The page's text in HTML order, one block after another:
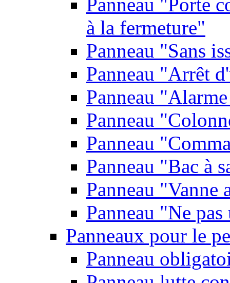
à la fermeture"
Panneau "Sans
Panneau "Arrêt
Panneau
Panneau
Panneau
Panneau "Bac à
Panneau "Vanne
Panneau "Ne
Panneaux pour le
Panneau